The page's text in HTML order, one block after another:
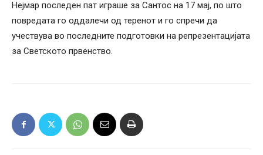
Нејмар последен пат играше за Сантос на 17 мај, по што
повредата го оддалечи од теренот и го спречи да
учествува во последните подготовки на репрезентацијата
за Светското првенство.